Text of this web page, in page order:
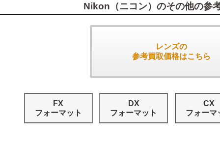
Nikon（ニコン）のその他の参
レンズの
参考買取価格はこちら
FX
フォーマット
DX
フォーマット
CX
フォーマ